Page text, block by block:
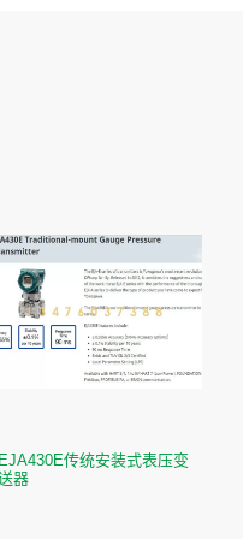
EJA430E传统安装式表压变
器